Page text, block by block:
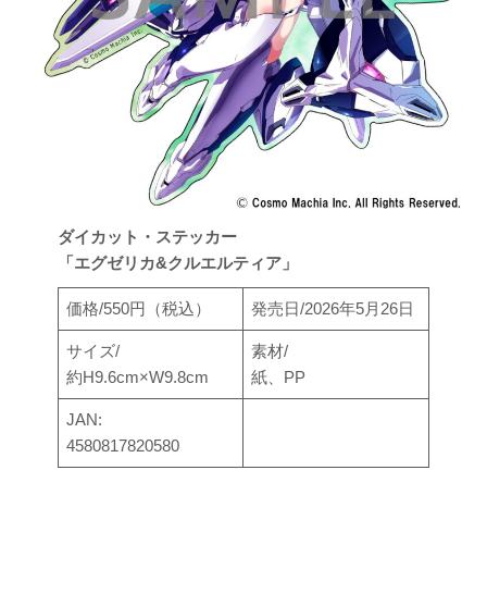
ダイカット・ステッカー
「エグゼリカ&クルエルティア」
価格/550円（税込） 発売日/2026年5月26日
サイズ/
約H9.6cm×W9.8cm
素材/
紙、PP
JAN:
4580817820580